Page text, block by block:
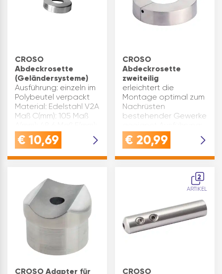
CROSO
Abdeckrosette
(Geländersysteme)
Ausführung: einzeln im
Polybeutel verpackt
Material: Edelstahl V2A
Maß C(mm): 105 Maß
16 Materialstärke(mm):
1,5 Marke: Croso
geschliffen
€ 10,69
CROSO
Abdeckrosette
zweiteilig
erleichtert die
Montage optimal zum
Nachrüsten
bestehender Gewerke
für Rundrohr 42,4 mm
Material: Edelstahl V4A
D(mm): 16 Maß A(mm):
105 Maß C(mm): 79 Maß
€ 20,99
CROSO Adapter für
2
ARTIKEL
CROSO